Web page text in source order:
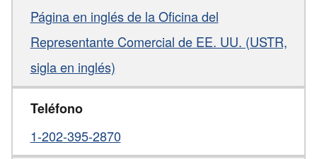
Página en inglés de la Oficina del
Representante Comercial de EE. UU. (USTR,
sigla en inglés)
Teléfono
1-202-395-2870